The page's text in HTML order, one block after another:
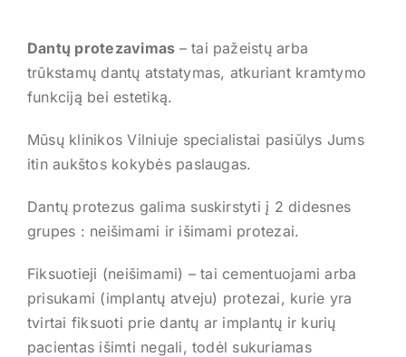
Kontaktai
REGISTRUOTIS
Dantų protezavimas – tai pažeistų arba
trūkstamų dantų atstatymas, atkuriant kramtymo
funkciją bei estetiką.
Mūsų klinikos Vilniuje specialistai pasiūlys Jums
itin aukštos kokybės paslaugas.
Dantų protezus galima suskirstyti į 2 didesnes
grupes : neišimami ir išimami protezai.
Fiksuotieji (neišimami) – tai cementuojami arba
prisukami (implantų atveju) protezai, kurie yra
tvirtai fiksuoti prie dantų ar implantų ir kurių
pacientas išimti negali, todėl sukuriamas